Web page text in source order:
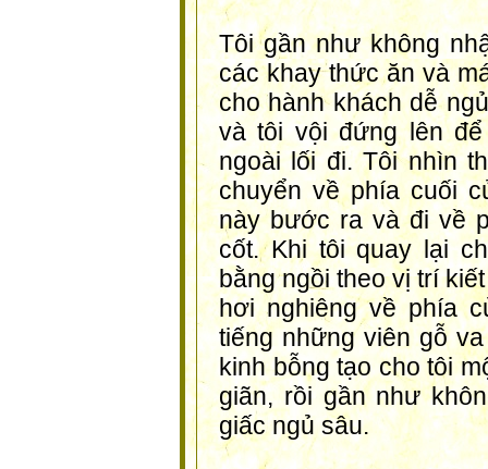
Tôi gần như không
các khay thức ăn và
cho hành khách dễ
và tôi vội đứng lên
ngoài lối đi. Tôi nhìn
chuyển về phía cuối
này bước ra và đi về
cốt. Khi tôi quay lại
bằng ngồi theo vị trí
hơi nghiêng về phía
tiếng những viên gỗ
kinh bỗng tạo cho tôi
giãn, rồi gần như
giấc ngủ sâu.